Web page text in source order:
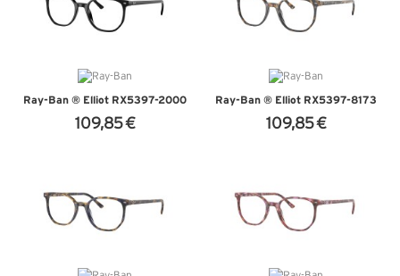
Ray-Ban ® Elliot RX5397-2000
109,85 €
Ray-Ban ® Elliot RX5397-8173
109,85 €